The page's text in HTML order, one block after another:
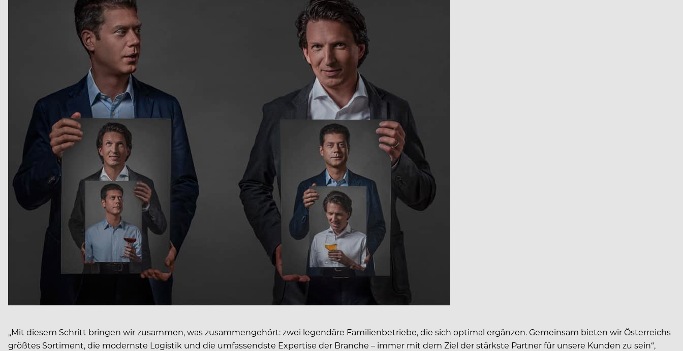
„Mit diesem Schritt bringen wir zusammen, was zusammengehört: zwei legendäre Familienbetriebe, die sich optimal ergänzen. Gemeinsam bieten wir Österreichs
größtes Sortiment, die modernste Logistik und die umfassendste Expertise der Branche – immer mit dem Ziel der stärkste Partner für unsere Kunden zu sein“,